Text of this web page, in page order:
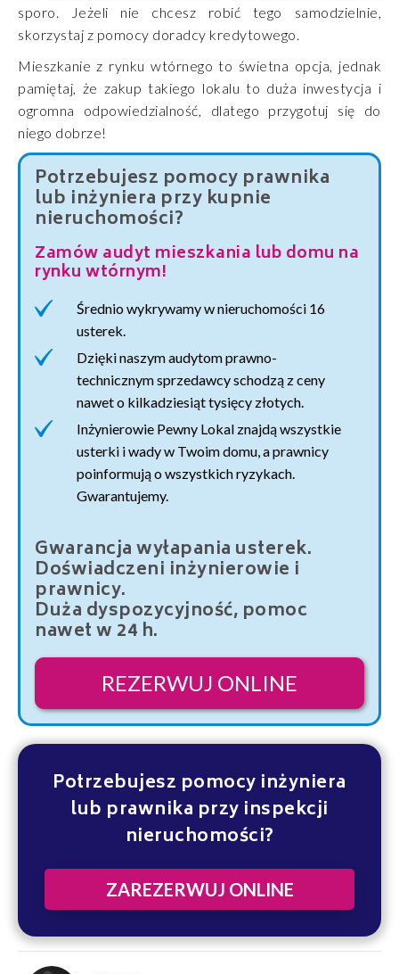
sporo. Jeżeli nie chcesz robić tego samodzielnie,
skorzystaj z pomocy doradcy kredytowego.
Mieszkanie z rynku wtórnego to świetna opcja, jednak
pamiętaj, że zakup takiego lokalu to duża inwestycja i
ogromna odpowiedzialność, dlatego przygotuj się do
niego dobrze!
Potrzebujesz pomocy prawnika
lub inżyniera przy kupnie
nieruchomości?
Zamów audyt mieszkania lub domu na
rynku wtórnym!
Średnio wykrywamy w nieruchomości 16
usterek.
Dzięki naszym audytom prawno-
technicznym sprzedawcy schodzą z ceny
nawet o kilkadziesiąt tysięcy złotych.
Inżynierowie Pewny Lokal znajdą wszystkie
usterki i wady w Twoim domu, a prawnicy
poinformują o wszystkich ryzykach.
Gwarantujemy.
Gwarancja wyłapania usterek.
Doświadczeni inżynierowie i
prawnicy.
Duża dyspozycyjność, pomoc
nawet w 24 h.
REZERWUJ ONLINE
Potrzebujesz pomocy inżyniera
lub prawnika przy inspekcji
nieruchomości?
ZAREZERWUJ ONLINE